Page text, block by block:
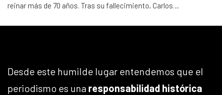
reinar más de 70 años. Tras su fallecimiento, Carlos…
Desde este humilde lugar entendemos que el
periodismo es una responsabilidad histórica